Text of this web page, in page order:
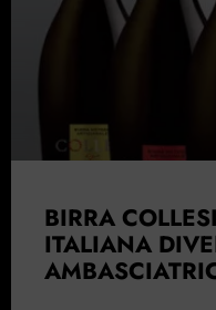
BIRRA
ITALIANA